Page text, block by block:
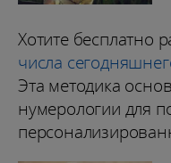
Хотите бесплатно
числа
Эта методика
нумерологии для